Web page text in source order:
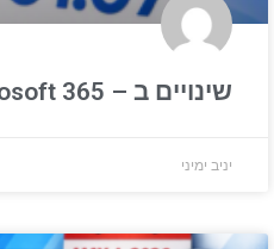
שינויים ב – Microsoft 365
יניב ימיני